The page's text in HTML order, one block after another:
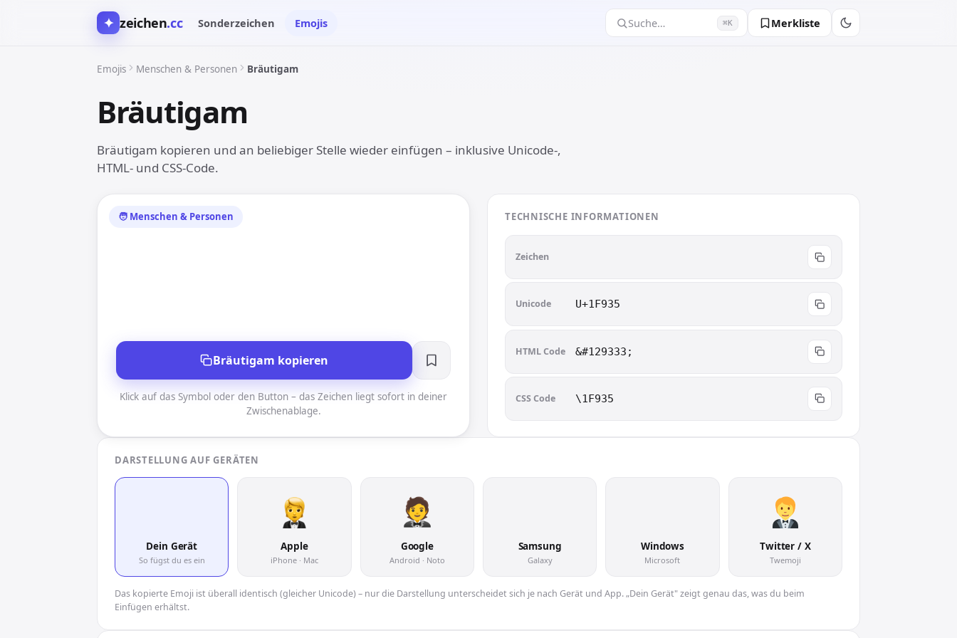
✦ zeichen.cc Sonderzeichen Emojis Suche… ⌘K Merkliste
Emojis Menschen & Personen Bräutigam
Bräutigam
Bräutigam kopieren und an beliebiger Stelle wieder einfügen – inklusive Unicode-,
HTML- und CSS-Code.
🧑 Menschen & Personen
Bräutigam kopieren
Klick auf das Symbol oder den Button – das Zeichen liegt sofort in deiner
Zwischenablage.
TECHNISCHE INFORMATIONEN
Zeichen
Unicode U+1F935
HTML Code &#129333;
CSS Code \1F935
DARSTELLUNG AUF GERÄTEN
Dein Gerät
So fügst du es ein
Apple
iPhone · Mac
Google
Android · Noto
Samsung
Galaxy
Windows
Microsoft
Twitter / X
Twemoji
Das kopierte Emoji ist überall identisch (gleicher Unicode) – nur die Darstellung unterscheidet sich je nach Gerät und App. „Dein Gerät" zeigt genau das, was du beim
Einfügen erhältst.